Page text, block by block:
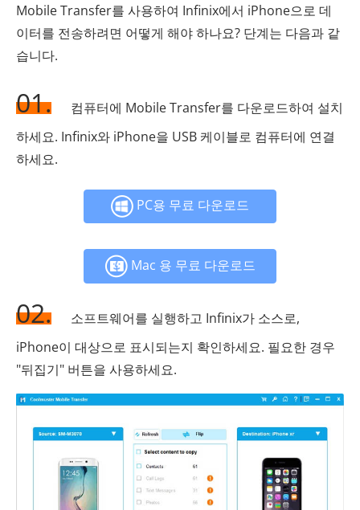
Mobile Transfer를 사용하여 Infinix에서 iPhone으로 데
이터를 전송하려면 어떻게 해야 하나요? 단계는 다음과 같
습니다.
01.
컴퓨터에 Mobile Transfer를 다운로드하여 설치
하세요. Infinix와 iPhone을 USB 케이블로 컴퓨터에 연결
하세요.
PC용 무료 다운로드
Mac 용 무료 다운로드
02.
소프트웨어를 실행하고 Infinix가 소스로,
iPhone이 대상으로 표시되는지 확인하세요. 필요한 경우
"뒤집기" 버튼을 사용하세요.